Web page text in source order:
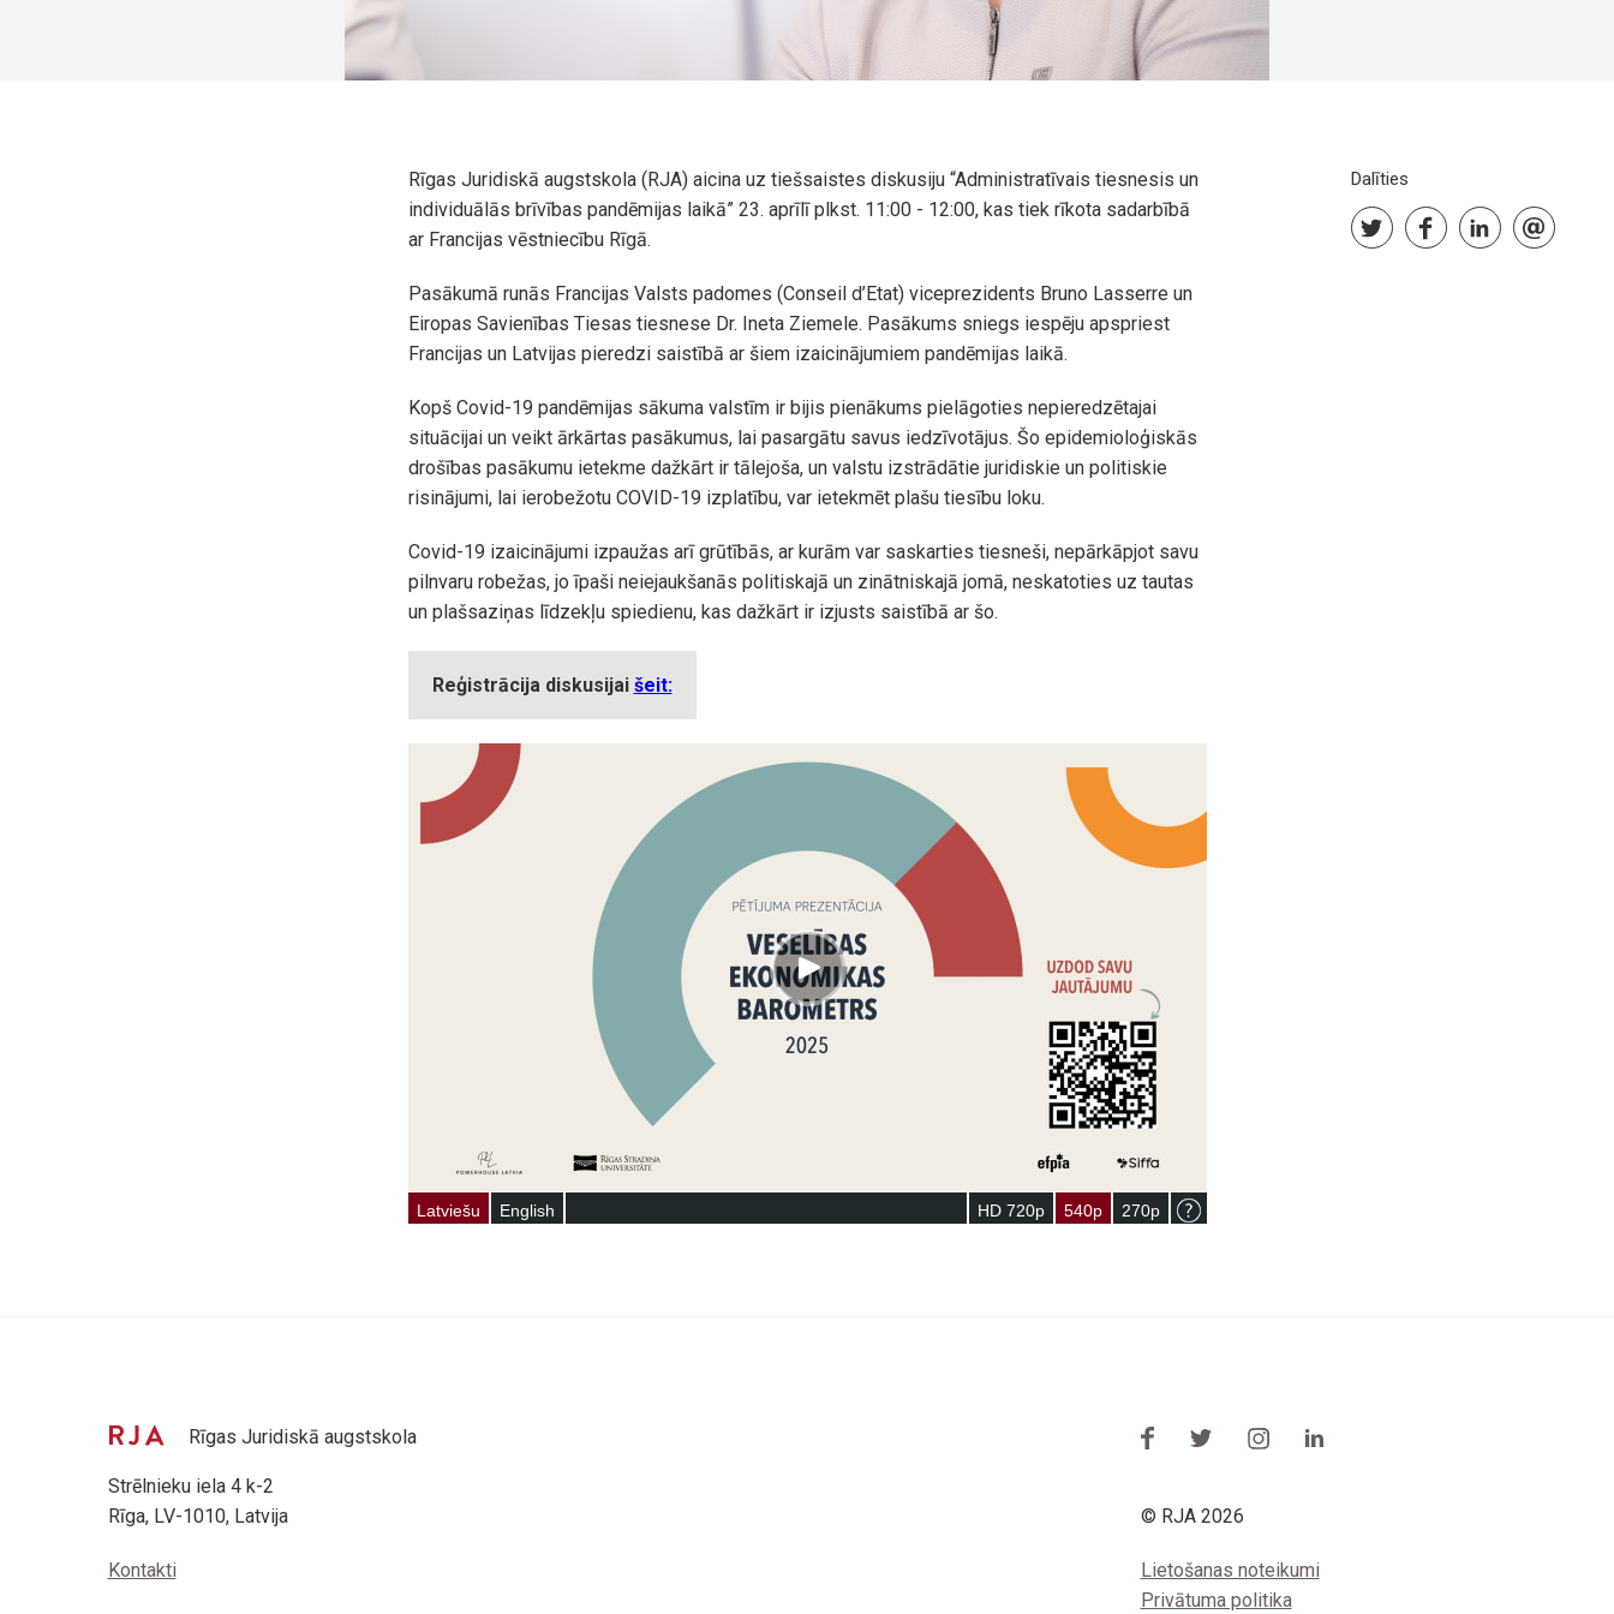
Rīgas Juridiskā augstskola (RJA) aicina uz tiešsaistes diskusiju “Administratīvais tiesnesis un
individuālās brīvības pandēmijas laikā” 23. aprīlī plkst. 11:00 - 12:00, kas tiek rīkota sadarbībā
ar Francijas vēstniecību Rīgā.
Pasākumā runās Francijas Valsts padomes (Conseil d’Etat) viceprezidents Bruno Lasserre un
Eiropas Savienības Tiesas tiesnese Dr. Ineta Ziemele. Pasākums sniegs iespēju apspriest
Francijas un Latvijas pieredzi saistībā ar šiem izaicinājumiem pandēmijas laikā.
Kopš Covid-19 pandēmijas sākuma valstīm ir bijis pienākums pielāgoties nepieredzētajai
situācijai un veikt ārkārtas pasākumus, lai pasargātu savus iedzīvotājus. Šo epidemioloģiskās
drošības pasākumu ietekme dažkārt ir tālejoša, un valstu izstrādātie juridiskie un politiskie
risinājumi, lai ierobežotu COVID-19 izplatību, var ietekmēt plašu tiesību loku.
Covid-19 izaicinājumi izpaužas arī grūtībās, ar kurām var saskarties tiesneši, nepārkāpjot savu
pilnvaru robežas, jo īpaši neiejaukšanās politiskajā un zinātniskajā jomā, neskatoties uz tautas
un plašsaziņas līdzekļu spiedienu, kas dažkārt ir izjusts saistībā ar šo.
Reģistrācija diskusijai šeit:
Dalīties
Rīgas Juridiskā augstskola
Strēlnieku iela 4 k-2
Rīga, LV-1010, Latvija
© RJA 2026
Kontakti
Lietošanas noteikumi
Privātuma politika